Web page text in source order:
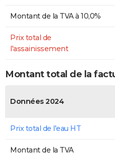
Montant de la TVA à 10,0%
Prix total de
l'assainissement
Montant total de la
Données 2024
Prix total de l'eau HT
Montant de la TVA